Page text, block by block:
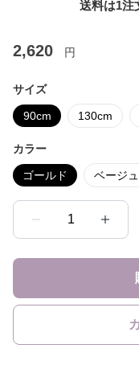
送料は1注
2,620 円
サイズ
90cm 130cm
カラー
ゴールド ベージュ
1